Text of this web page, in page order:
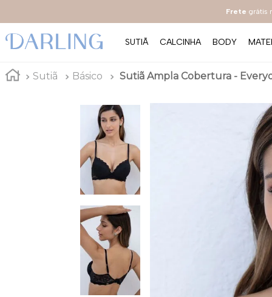
Frete grátis
SUTIÃ CALCINHA BODY
Sutiã Básico Sutiã Ampla Cobertura -